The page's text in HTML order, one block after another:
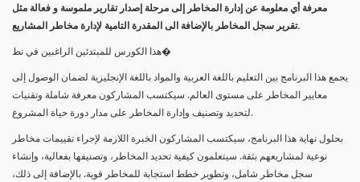
معرفة أي معلومة عن إدارة المخاطر إلى مرحلة إصدار تقارير ملموسة و فعالة مثل
تقرير سجل المخاطر بالإضافة الى المقدرة التامية لإدارة مخاطر المشاريع.
هذا الكورس للمبتدئين الراغبين في تط�
يجمع هذا البرنامج بين التعليم باللغة العربية والمواد باللغة الإنجليزية لضمان الوصول إلى
معايير المخاطر على مستوى العالم. سيكتسب المشاركون معرفة شاملة وتقنيات
لتحديد وتصنيف وإدارة المخاطر على مدار دورة حياة المشروع.
بحلول نهاية هذا البرنامج، سيكتسب المشاركون الخبرة اللازمة لإجراء تقييمات مخاطر
نوعية لمشاريعهم بثقة. سيتعلمون كيفية تحديد المخاطر، وتصنيفها بفعالية، وإنشاء
سجل مخاطر شامل، وتطوير خطط استجابة للمخاطر قوية. بالإضافة إلى ذلك،